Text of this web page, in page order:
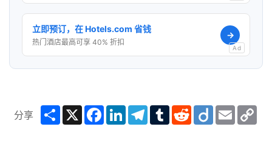
立即预订，在 Hotels.com 省钱
热门酒店最高可享 40% 折扣
→
Ad
分享 ShareX Facebook
LinkedInTelegram
TumblrRedditDiigo Email